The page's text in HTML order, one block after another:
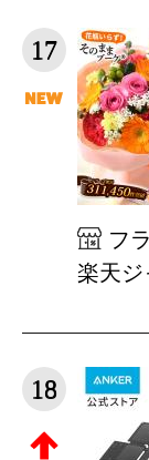
17
フ
楽天
18